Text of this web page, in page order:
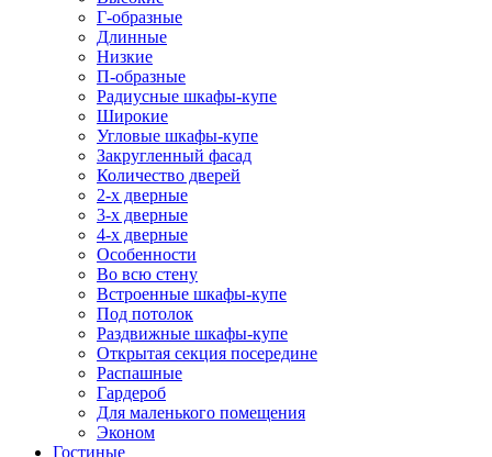
Г-образные
Длинные
Низкие
П-образные
Радиусные шкафы-купе
Широкие
Угловые шкафы-купе
Закругленный фасад
Количество дверей
2-х дверные
3-х дверные
4-х дверные
Особенности
Во всю стену
Встроенные шкафы-купе
Под потолок
Раздвижные шкафы-купе
Открытая секция посередине
Распашные
Гардероб
Для маленького помещения
Эконом
Гостиные